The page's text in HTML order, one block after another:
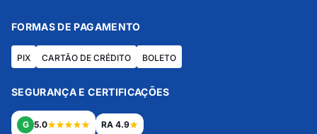
FORMAS DE PAGAMENTO
PIX CARTÃO DE CRÉDITO BOLETO
SEGURANÇA E CERTIFICAÇÕES
G 5.0 RA 4.9